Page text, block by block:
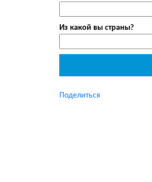
Из какой вы страны?
Поделиться